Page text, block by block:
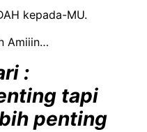
kepada-MU.
Amiiin…
:
tapi
penting